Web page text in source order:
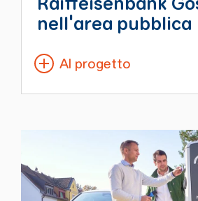
nell'area pubblica
Al progetto